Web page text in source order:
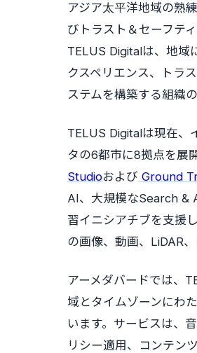
アジア太平洋地域の熟
びトラスト＆セーフテ
TELUS Digitalは、地域
クスペリエンス、トラ
ステムを構築する組織
TELUS Digitalは現在、
タの6都市に8拠点を展
Studioおよび Ground
AI、大規模なSearch &
習イニシアチブを支援
の画像、動画、LiDAR
アーメダバードでは、
域とタイムゾーンにわ
います。サービスは、
リシー適用、コンテン